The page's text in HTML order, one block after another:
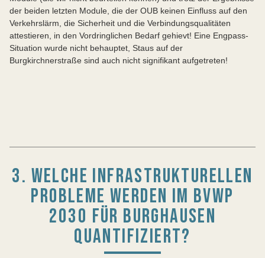
der beiden letzten Module, die der OUB keinen Einfluss auf den
Verkehrslärm, die Sicherheit und die Verbindungsqualitäten
attestieren, in den Vordringlichen Bedarf gehievt! Eine Engpass-
Situation wurde nicht behauptet, Staus auf der
Burgkirchnerstraße sind auch nicht signifikant aufgetreten!
3. WELCHE INFRASTRUKTURELLEN
PROBLEME WERDEN IM BVWP
2030 FÜR BURGHAUSEN
QUANTIFIZIERT?